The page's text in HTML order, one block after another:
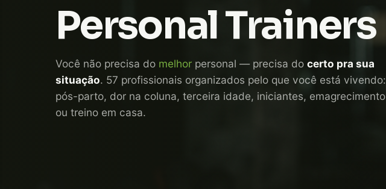
Personal Trainers
Você não precisa do melhor personal — precisa do certo pra sua
situação. 57 profissionais organizados pelo que você está vivendo:
pós-parto, dor na coluna, terceira idade, iniciantes, emagrecimento
ou treino em casa.